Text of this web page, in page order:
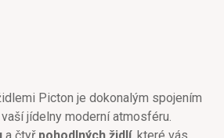
Picton je dokonalým spojením
jídelny moderní atmosféru.